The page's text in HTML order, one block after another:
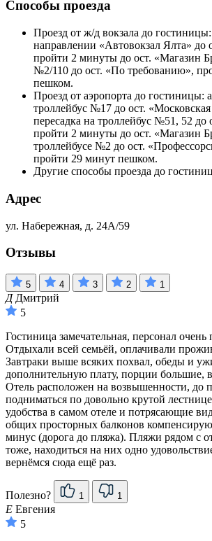
Способы проезда
Проезд от ж/д вокзала до гостиницы:
направлении «Автовокзал Ялта» до
пройти 2 минуты до ост. «Магазин
№2/110 до ост. «По требованию»,
пешком.
Проезд от аэропорта до гостиницы:
троллейбус №17 до ост.
пересадка на троллейбус №51, 52 до
пройти 2 минуты до ост. «Магазин
троллейбусе №2 до ост.
пройти 29 минут пешком.
Другие способы проезда до
Адрес
ул. Набережная, д. 24А/59
Отзывы
5 4 3 2 1
ДДмитрий
5
Гостиница замечательная, персонал
Отдыхали всей семьёй, оплачивали
Завтраки выше всяких похвал, обеды и
дополнительную плату, порции большие,
Отель расположен на возвышенности, до
подниматься по довольно крутой
удобства в самом отеле и потрясающие
общих просторных балконов
минус (дорога до пляжа). Пляжи рядом с
тоже, находиться на них одно
вернёмся сюда ещё раз.
Полезно? 1 1
Е Евгения
5